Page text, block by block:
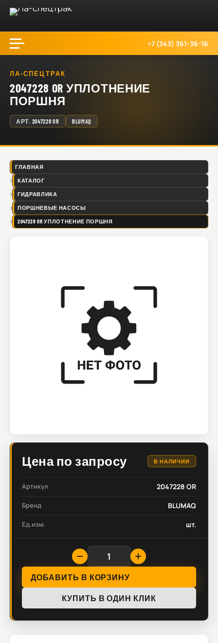
+7 (343) 361-36-16
ЛА-СПЕЦТРАК
2047228 OR УПЛОТНЕНИЕ
ПОРШНЯ
АРТ. 2047228 OR BLUMAQ
ГЛАВНАЯ
КАТАЛОГ
ГИДРАВЛИКА
ПОРШНЕВЫЕ НАСОСЫ
2047228 OR УПЛОТНЕНИЕ ПОРШНЯ
Цена по запросу В НАЛИЧИИ
Артикул 2047228 OR
Бренд BLUMAQ
Ед.изм. шт.
ДОБАВИТЬ В КОРЗИНУ
КУПИТЬ В ОДИН КЛИК